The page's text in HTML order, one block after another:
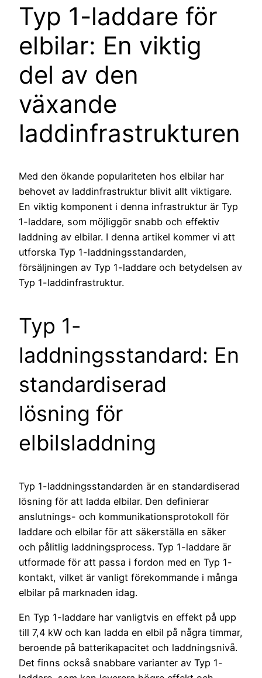
Typ 1-laddare för
elbilar: En viktig
del av den
växande
laddinfrastrukturen
Med den ökande populariteten hos elbilar har
behovet av laddinfrastruktur blivit allt viktigare.
En viktig komponent i denna infrastruktur är Typ
1-laddare, som möjliggör snabb och effektiv
laddning av elbilar. I denna artikel kommer vi att
utforska Typ 1-laddningsstandarden,
försäljningen av Typ 1-laddare och betydelsen av
Typ 1-laddinfrastruktur.
Typ 1-
laddningsstandard: En
standardiserad
lösning för
elbilsladdning
Typ 1-laddningsstandarden är en standardiserad
lösning för att ladda elbilar. Den definierar
anslutnings- och kommunikationsprotokoll för
laddare och elbilar för att säkerställa en säker
och pålitlig laddningsprocess. Typ 1-laddare är
utformade för att passa i fordon med en Typ 1-
kontakt, vilket är vanligt förekommande i många
elbilar på marknaden idag.
En Typ 1-laddare har vanligtvis en effekt på upp
till 7,4 kW och kan ladda en elbil på några timmar,
beroende på batterikapacitet och laddningsnivå.
Det finns också snabbare varianter av Typ 1-